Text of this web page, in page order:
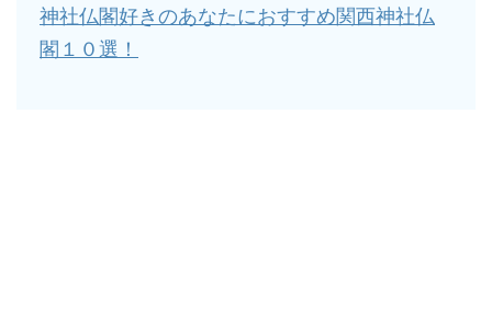
神社仏閣好きのあなたにおすすめ関西神社仏
閣１０選！